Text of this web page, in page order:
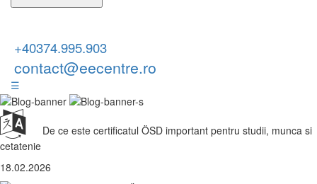
+40374.995.903
contact@eecentre.ro
☰
De ce este certificatul ÖSD important pentru studii, munca si
cetatenie
18.02.2026